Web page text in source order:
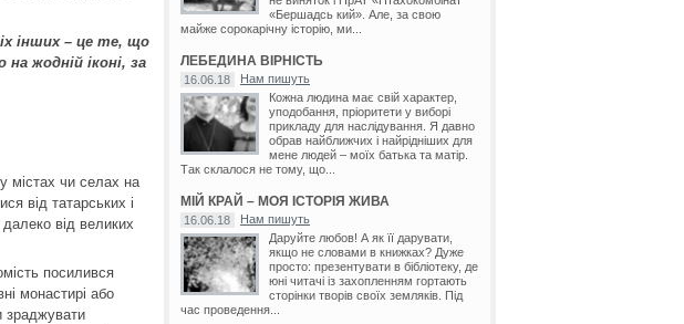
інших – це те, що
жодній іконі, за
містах чи селах на
від татарських і
далеко від великих
посилився
монастирі або
зраджувати
«Бершадсь кий». Але, за свою
майже сорокарічну історію, ми...
ЛЕБЕДИНА ВІРНІСТЬ
16.06.18
Нам пишуть
Кожна людина має свій характер,
уподобання, пріоритети у виборі
прикладу для наслідування. Я давно
обрав найближчих і найрідніших для
мене людей – моїх батька та матір.
Так склалося не тому, що...
МІЙ КРАЙ – МОЯ ІСТОРІЯ ЖИВА
16.06.18
Нам пишуть
Даруйте любов! А як її дарувати,
якщо не словами в книжках? Дуже
просто: презентувати в бібліотеку, де
юні читачі із захопленням гортають
сторінки творів своїх земляків. Під
час проведення...